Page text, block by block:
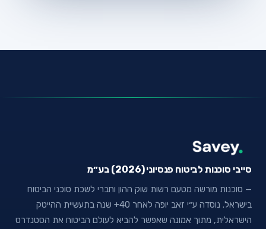
סייבי סוכנות לביטוח פנסיוני (2026) בע״מ
— סוכנות מורשה מטעם רשות שוק ההון וחברי לשכת סוכני הביטוח
בישראל. נוסדה ע״י זאב יופה לאחר 40+ שנה בתעשיית ההייטק
הישראלית, מתוך אמונה שאפשר להביא לעולם הביטוח את הסטנדרט